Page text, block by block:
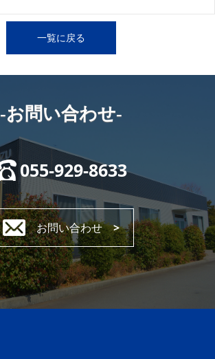
一覧に戻る
-お問い合わせ-
055-929-8633
お問い合わせ